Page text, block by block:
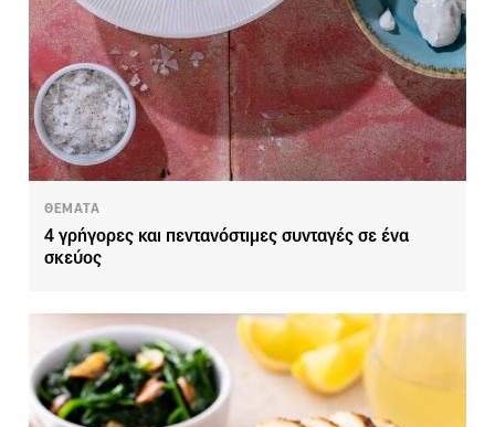
ΘΕΜΑΤΑ
4 γρήγορες και πεντανόστιμες συνταγές σε ένα
σκεύος